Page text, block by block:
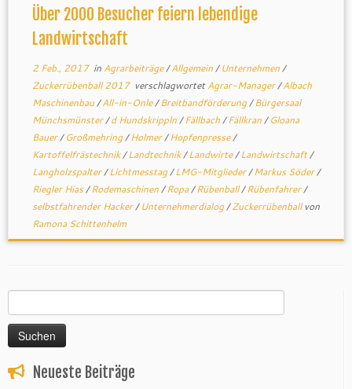
Über 2000 Besucher feiern lebendige
Landwirtschaft
2 Feb., 2017in Agrarbeiträge/Allgemein/Unternehmen/
Zuckerrübenball 2017 verschlagwortetAgrar-Manager/Albach
Maschinenbau/All-in-Onle/Breitbandförderung/Bürgersaal
Münchsmünster/d Hundskrippln/Fällbach/Fällkran/Gloana
Bauer/Großmehring/Holmer/Hopfenpresse/
Kartoffelfrästechnik/Landtechnik/Landwirte/Landwirtschaft/
Langholzspalter/Lichtmesstag/LMG-Mitglieder/Markus Söder/
Riegler Hias/Rodemaschinen/Ropa/Rübenball/Rübenfahrer/
selbstfahrender Hacker/Unternehmerdialog/Zuckerrübenballvon
Ramona Schittenhelm
nach:
Neueste Beiträge